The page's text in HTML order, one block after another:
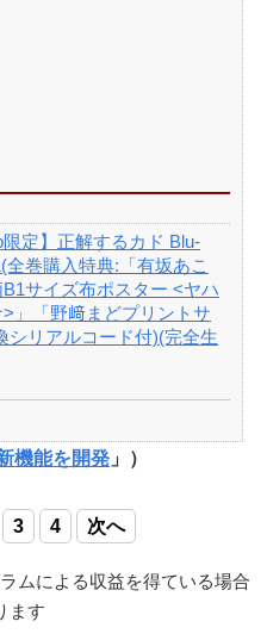
限定】正解するカド Blu-
全巻購入特典:「有坂あこ
サイズ布ポスター <ヤハ
」「野﨑まどプリントサ
シリアルコード付)(完全生
機能を開発 」）
3 4 次へ
ムによる収益を得ている場合
ます